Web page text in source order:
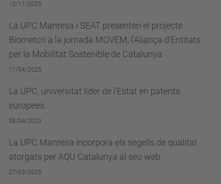
12/11/2025
La UPC Manresa i SEAT presenten el projecte
Biometcri a la jornada MOVEM, l’Aliança d’Entitats
per la Mobilitat Sostenible de Catalunya
11/04/2025
La UPC, universitat líder de l’Estat en patents
europees
08/04/2025
La UPC Manresa incorpora els segells de qualitat
atorgats per AQU Catalunya al seu web
27/03/2025